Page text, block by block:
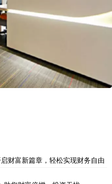
财富新篇章，轻松实现财务自由